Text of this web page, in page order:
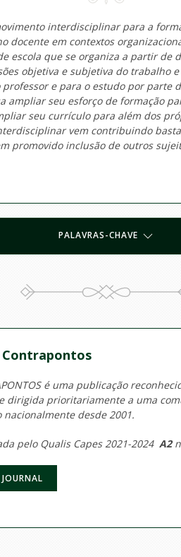
interdisciplinar para a
docente em contextos
escola que se organiza a partir de
objetiva e subjetiva do trabalho
e para o estudo por parte
ampliar seu esforço de formação
seu currículo para além dos
vem contribuindo
promovido inclusão de outros
PALAVRAS-CHAVE
Contrapontos
é uma publicação
dirigida prioritariamente a uma
nacionalmente desde 2001.
pelo Qualis Capes 2021-2024 A2
JOURNAL